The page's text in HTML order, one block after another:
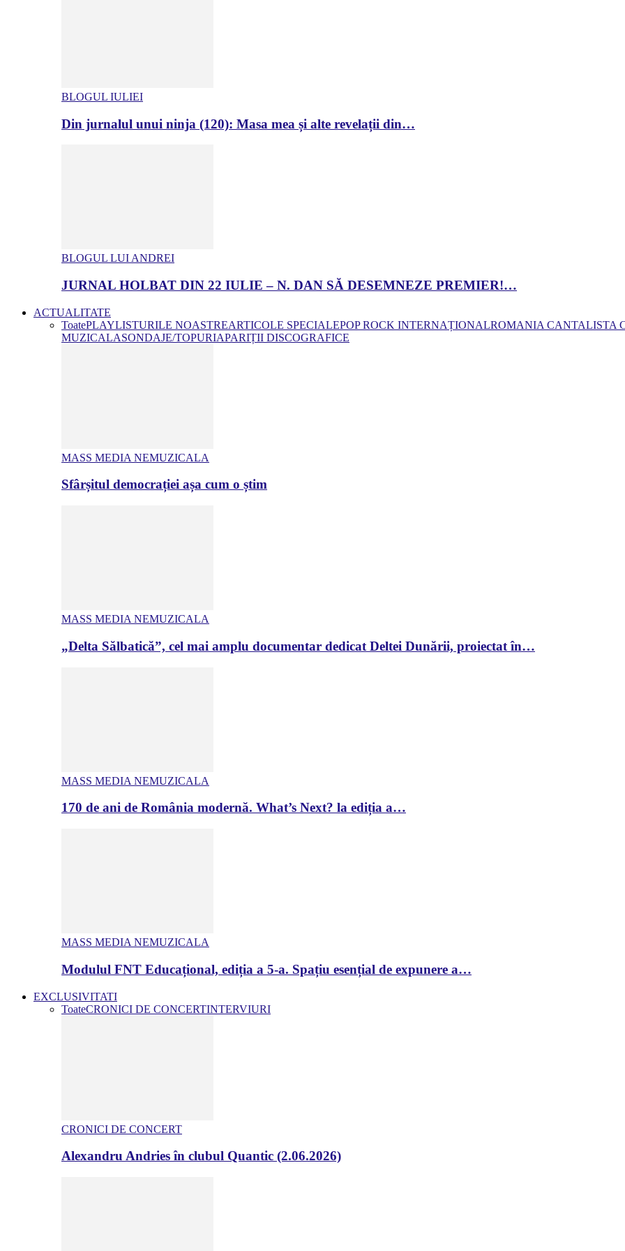
BLOGUL IULIEI
Din jurnalul unui ninja (120): Masa mea și alte revelații din…
BLOGUL LUI ANDREI
JURNAL HOLBAT DIN 22 IULIE – N. DAN SĂ DESEMNEZE PREMIER!…
ACTUALITATE
ToatePLAYLISTURILE NOASTREARTICOLE SPECIALEPOP ROCK INTERNAȚIONALROMANIA CANTALISTA
MUZICALASONDAJE/TOPURIAPARIȚII DISCOGRAFICE
MASS MEDIA NEMUZICALA
Sfârșitul democrației așa cum o știm
MASS MEDIA NEMUZICALA
„Delta Sălbatică”, cel mai amplu documentar dedicat Deltei Dunării, proiectat în…
MASS MEDIA NEMUZICALA
170 de ani de România modernă. What’s Next? la ediția a…
MASS MEDIA NEMUZICALA
Modulul FNT Educațional, ediția a 5-a. Spațiu esențial de expunere a…
EXCLUSIVITATI
ToateCRONICI DE CONCERTINTERVIURI
CRONICI DE CONCERT
Alexandru Andries în clubul Quantic (2.06.2026)